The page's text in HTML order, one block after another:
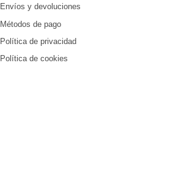
Envíos y devoluciones
Métodos de pago
Política de privacidad
Política de cookies